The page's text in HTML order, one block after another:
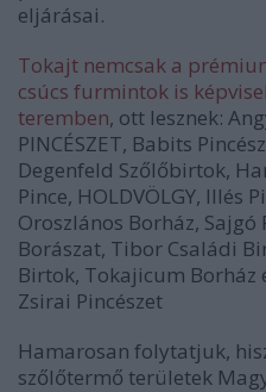
eljárásai.
Tokajt nemcsak a
csúcs furmintok is
teremben, ott lesznek:
PINCÉSZET, Babits
Degenfeld Szőlőbirtok,
Pince, HOLDVÖLGY, Illés
Oroszlános Borház, Sajgó
Borászat, Tibor Családi
Birtok, Tokajicum Borház
Zsirai Pincészet
Hamarosan folytatjuk,
szőlőtermő területek